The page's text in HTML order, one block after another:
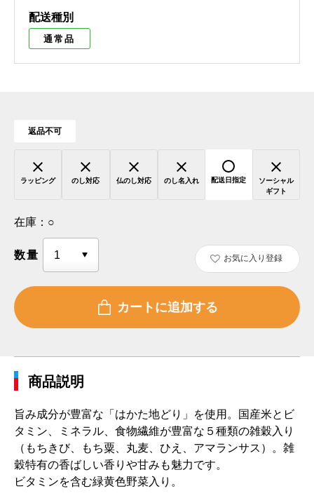
配送種別
通常品
返品不可
ラッピング のし対応 仏のし対応 のし名入れ 配送日指定
ソーシャル
ギフト
在庫： ○
数量 お気に入り登録
商品説明
旨み成分が豊富な「はかた地どり」を使用。国産米とビ
タミン、ミネラル、食物繊維が豊富な５種類の雑穀入り
（もちきび、もち粟、丸麦、ひえ、アマランサス）。雑
穀特有の香ばしい香りや甘みも魅力です。
ビタミンを含む緑黄色野菜入り。